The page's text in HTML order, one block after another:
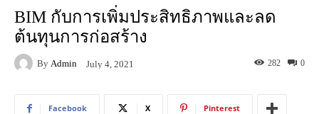
BIM กับการเพิ่มประสิทธิภาพและลด
ต้นทุนการก่อสร้าง
By Admin July 4, 2021 0
282
Facebook X Pinterest